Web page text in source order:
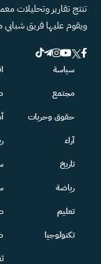
تنتج تقارير وتحليلات
ويقوم عليها فريق
سياسة
مجتمع
حقوق وحريات
آراء
تاريخ
رياضة
تعليم
تكنولوجيا